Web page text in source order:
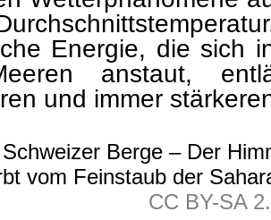
Energie, die sich
anstaut,
und immer
vom Feinstaub der
CC BY-SA
der Sahara,